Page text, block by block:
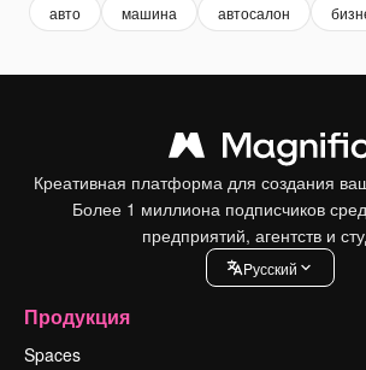
авто машина автосалон
Креативная платформа для создания
Более 1 миллиона подписчиков
предприятий, агентств и
Pусский
Продукция
Spaces